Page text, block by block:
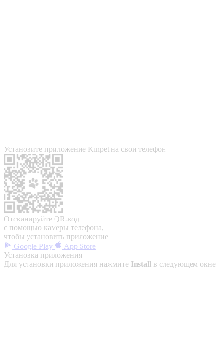
Установите приложение Kinpet на свой телефон
Отсканируйте QR-код
с помощью камеры телефона,
чтобы установить приложение
Google Play
App Store
Установка приложения
Для установки приложения нажмите Install в следующем окне